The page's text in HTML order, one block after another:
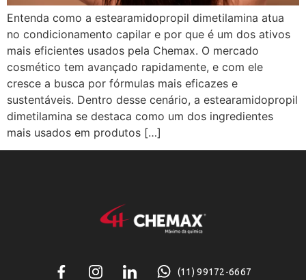
Entenda como a estearamidopropil dimetilamina atua
no condicionamento capilar e por que é um dos ativos
mais eficientes usados pela Chemax. O mercado
cosmético tem avançado rapidamente, e com ele
cresce a busca por fórmulas mais eficazes e
sustentáveis. Dentro desse cenário, a estearamidopropil
dimetilamina se destaca como um dos ingredientes
mais usados em produtos […]
(11) 99172-6667